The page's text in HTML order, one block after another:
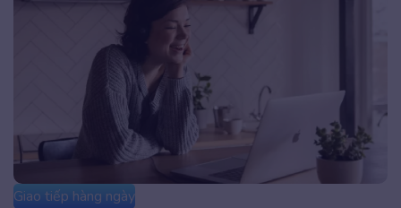
Giao tiếp hàng ngày